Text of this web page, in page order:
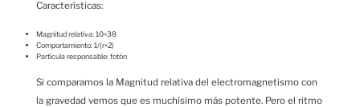
Características:
Magnitud relativa: 10^38
Comportamiento: 1/(r^2)
Partícula responsable: fotón
Si comparamos la Magnitud relativa del electromagnetismo con
la gravedad vemos que es muchísimo más potente. Pero el ritmo